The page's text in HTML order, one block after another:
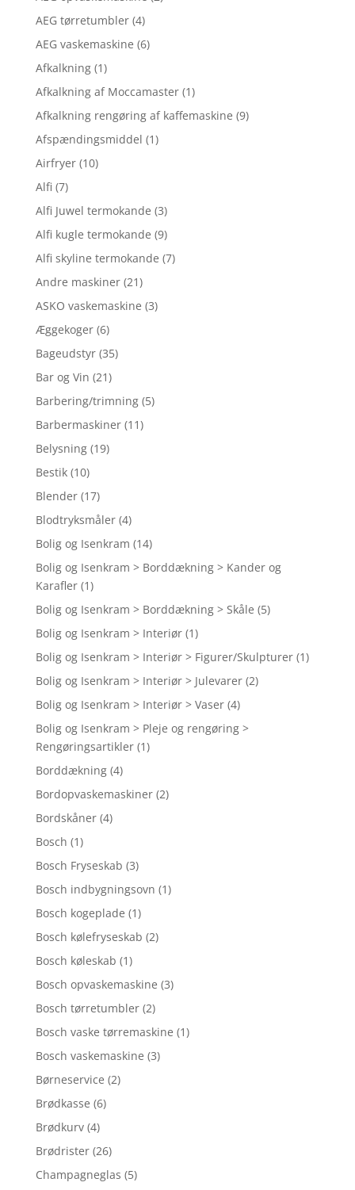
AEG tørretumbler (4)
AEG vaskemaskine (6)
Afkalkning (1)
Afkalkning af Moccamaster (1)
Afkalkning rengøring af kaffemaskine (9)
Afspændingsmiddel (1)
Airfryer (10)
Alfi (7)
Alfi Juwel termokande (3)
Alfi kugle termokande (9)
Alfi skyline termokande (7)
Andre maskiner (21)
ASKO vaskemaskine (3)
Æggekoger (6)
Bageudstyr (35)
Bar og Vin (21)
Barbering/trimning (5)
Barbermaskiner (11)
Belysning (19)
Bestik (10)
Blender (17)
Blodtryksmåler (4)
Bolig og Isenkram (14)
Bolig og Isenkram > Borddækning > Kander og
Karafler (1)
Bolig og Isenkram > Borddækning > Skåle (5)
Bolig og Isenkram > Interiør (1)
Bolig og Isenkram > Interiør > Figurer/Skulpturer (1)
Bolig og Isenkram > Interiør > Julevarer (2)
Bolig og Isenkram > Interiør > Vaser (4)
Bolig og Isenkram > Pleje og rengøring >
Rengøringsartikler (1)
Borddækning (4)
Bordopvaskemaskiner (2)
Bordskåner (4)
Bosch (1)
Bosch Fryseskab (3)
Bosch indbygningsovn (1)
Bosch kogeplade (1)
Bosch kølefryseskab (2)
Bosch køleskab (1)
Bosch opvaskemaskine (3)
Bosch tørretumbler (2)
Bosch vaske tørremaskine (1)
Bosch vaskemaskine (3)
Børneservice (2)
Brødkasse (6)
Brødkurv (4)
Brødrister (26)
Champagneglas (5)